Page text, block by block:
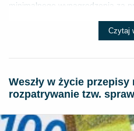
minimalnego wynagrodzenia za
Czytaj
Weszły w życie
rozpatrywanie tzw.